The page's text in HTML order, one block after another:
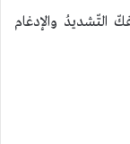
التّشديدُ والإدغام